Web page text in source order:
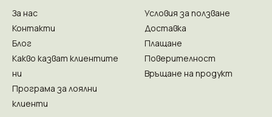
За нас
Контакти
Блог
Какво казват клиентите
ни
Програма за лоялни
клиенти
Условия за ползване
Доставка
Плащане
Поверителност
Връщане на продукт